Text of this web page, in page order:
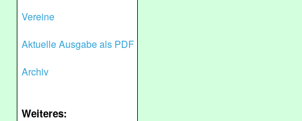
Vereine
Aktuelle Ausgabe als PDF
Archiv
Weiteres: